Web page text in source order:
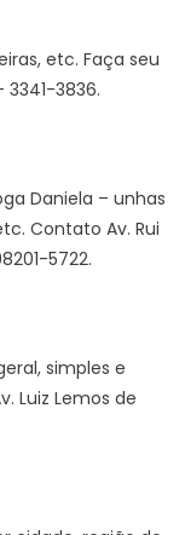
etc. Faça seu
3836.
Daniela – unhas
Contato Av. Rui
5722.
simples e
Luiz Lemos de